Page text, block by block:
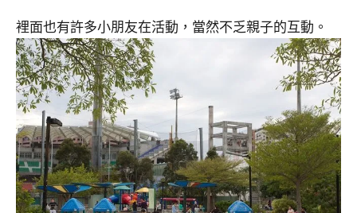
裡面也有許多小朋友在活動，當然不乏親子的互動。